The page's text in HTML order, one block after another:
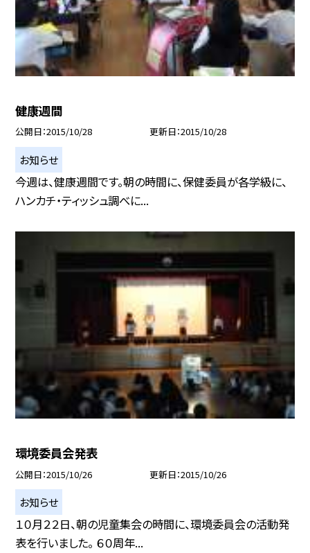
健康週間
公開日 2015/10/28 更新日 2015/10/28
お知らせ
今週は、健康週間です。朝の時間に、保健委員が各学級に、
ハンカチ・ティッシュ調べに...
環境委員会発表
公開日 2015/10/26 更新日 2015/10/26
お知らせ
１０月２２日、朝の児童集会の時間に、環境委員会の活動発
表を行いました。 ６０周年...